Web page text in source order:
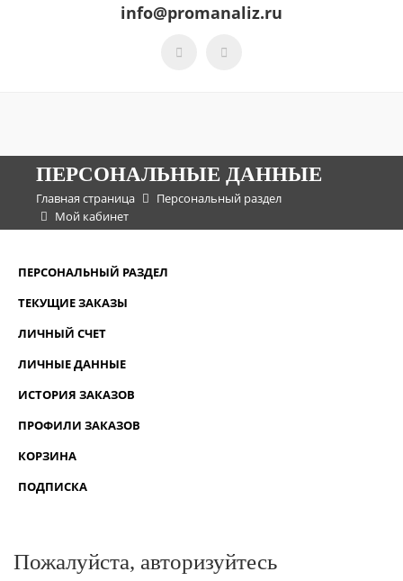
info@promanaliz.ru
ПЕРСОНАЛЬНЫЕ ДАННЫЕ
Главная страница
Персональный раздел
Мой кабинет
ПЕРСОНАЛЬНЫЙ РАЗДЕЛ
ТЕКУЩИЕ ЗАКАЗЫ
ЛИЧНЫЙ СЧЕТ
ЛИЧНЫЕ ДАННЫЕ
ИСТОРИЯ ЗАКАЗОВ
ПРОФИЛИ ЗАКАЗОВ
КОРЗИНА
ПОДПИСКА
Пожалуйста, авторизуйтесь